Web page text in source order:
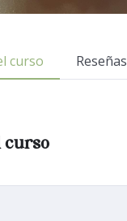
curso Reseñas
curso